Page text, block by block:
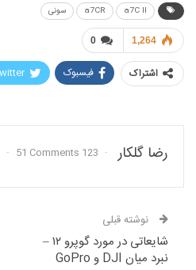
a7C II
a7CR سونی
0 1,264
اشتراک فیسبوک
رضا گلکار 123 Posts
51 Comments
نوشته قبلی
شایعاتی در مورد گوپرو ۱۲ –
نبرد میان DJI و GoPro